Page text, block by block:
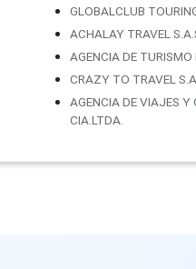
GLOBALCLUB
ACHALAY TRAVEL
AGENCIA DE
CRAZY TO TRAVEL
AGENCIA DE VIAJES
CIA.LTDA.